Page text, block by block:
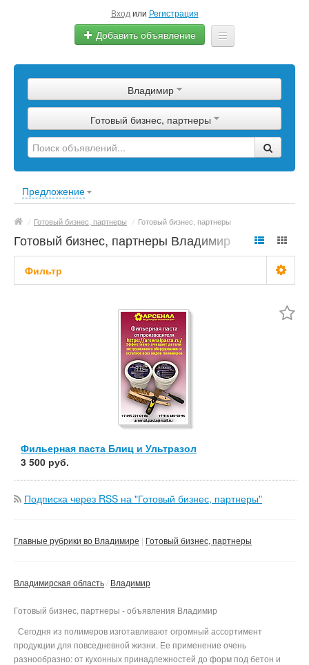
Вход или Регистрация
Добавить объявление
Сырье
Изделия
Оборудование
Владимир
Готовый бизнес, партнеры
Предложение
/ Готовый бизнес, партнеры / Готовый бизнес, партнеры
Готовый бизнес, партнеры Владимир
Фильтр
Применить Сбросить фильтр
Фильерная паста Блиц и Ультразол
3 500 руб.
Подписка через RSS на "Готовый бизнес, партнеры"
Главные рубрики во Владимире Готовый бизнес, партнеры
Владимирская область Владимир
Готовый бизнес, партнеры - объявления Владимир
Сегодня из полимеров изготавливают огромный ассортимент
продукции для повседневной жизни. Ее применение очень
разнообразно: от кухонных принадлежностей до форм под бетон и